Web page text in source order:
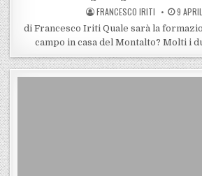
POSTED BY
FRANCESCO IRITI 9
di Francesco Iriti Quale sarà la
campo in casa del Montalto? Molti i